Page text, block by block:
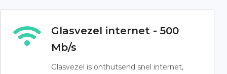
Glasvezel internet - 500
Mb/s
Glasvezel is onthutsend snel internet,